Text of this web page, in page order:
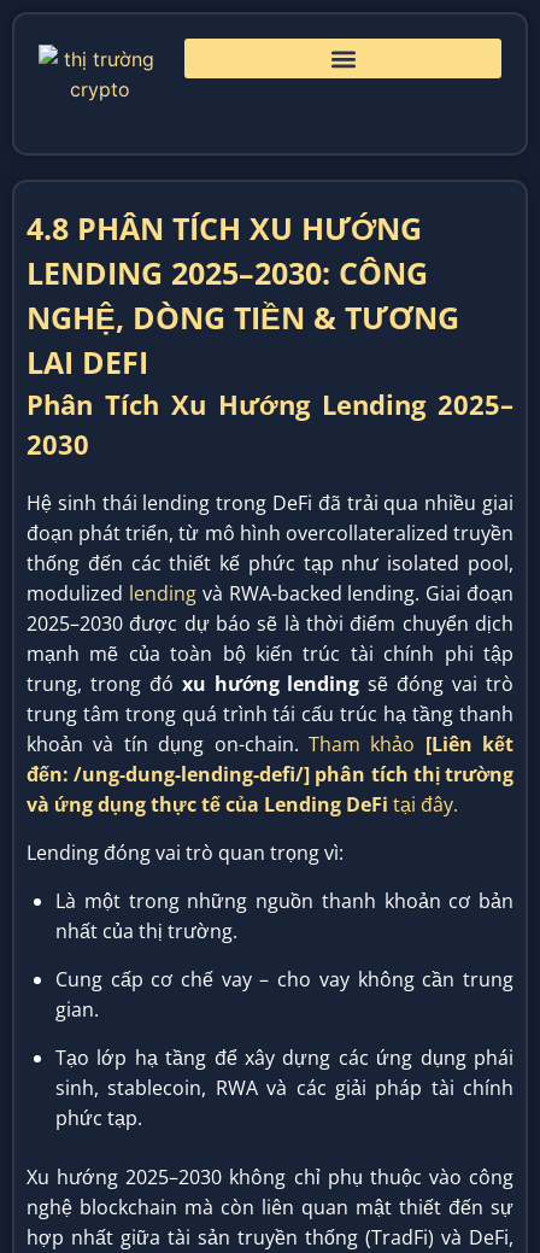
4.8 PHÂN TÍCH XU HƯỚNG
LENDING 2025–2030: CÔNG
NGHỆ, DÒNG TIỀN & TƯƠNG
LAI DEFI
Phân Tích Xu Hướng Lending 2025–
2030
Hệ sinh thái lending trong DeFi đã trải qua nhiều giai
đoạn phát triển, từ mô hình overcollateralized truyền
thống đến các thiết kế phức tạp như isolated pool,
modulized lendingvà RWA-backed lending. Giai đoạn
2025–2030 được dự báo sẽ là thời điểm chuyển dịch
mạnh mẽ của toàn bộ kiến trúc tài chính phi tập
trung, trong đó xu hướng lending sẽ đóng vai trò
trung tâm trong quá trình tái cấu trúc hạ tầng thanh
khoản và tín dụng on-chain. Tham khảo [Liên kết
đến: /ung-dung-lending-defi/] phân tích thị trường
và ứng dụng thực tế của Lending DeFi tại đây.
Lending đóng vai trò quan trọng vì:
Là một trong những nguồn thanh khoản cơ bản
nhất của thị trường.
Cung cấp cơ chế vay – cho vay không cần trung
gian.
Tạo lớp hạ tầng để xây dựng các ứng dụng phái
sinh, stablecoin, RWA và các giải pháp tài chính
phức tạp.
Xu hướng 2025–2030 không chỉ phụ thuộc vào công
nghệ blockchain mà còn liên quan mật thiết đến sự
hợp nhất giữa tài sản truyền thống (TradFi) và DeFi,